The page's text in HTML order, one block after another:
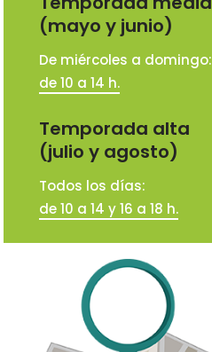
(mayo y junio)
De miércoles a domingo:
de 10 a 14 h.
Temporada alta
(julio y agosto)
Todos los días:
de 10 a 14 y 16 a 18 h.